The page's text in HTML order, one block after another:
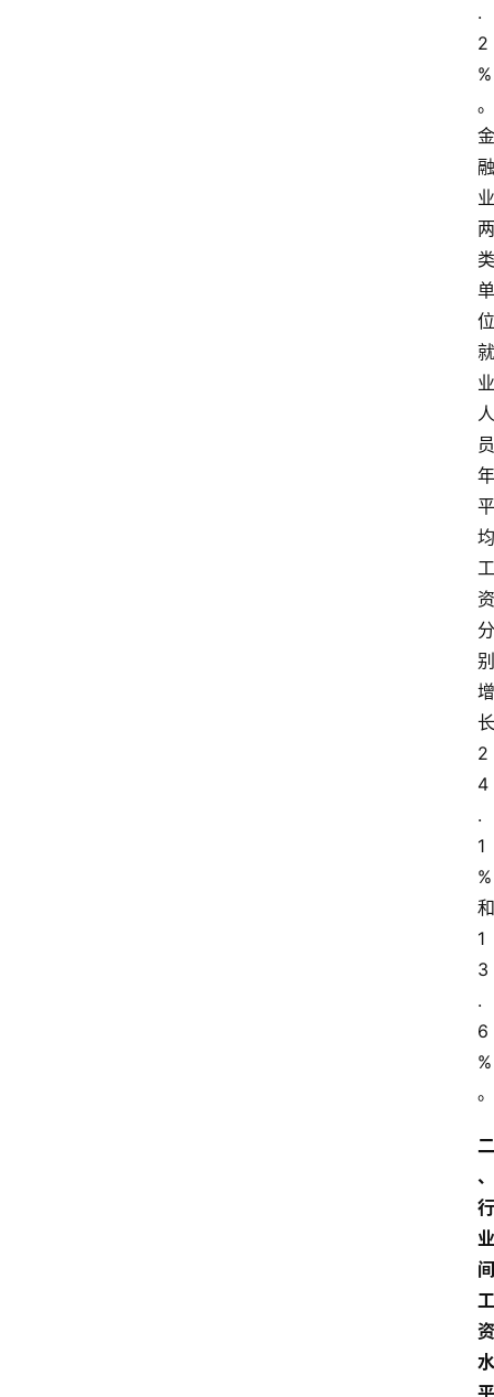
.
2
%
。
金
融
业
两
类
单
位
就
业
人
员
年
平
均
工
资
分
别
增
长
2
4
.
1
%
和
1
3
.
6
%
。
二
、
行
业
间
工
资
水
平